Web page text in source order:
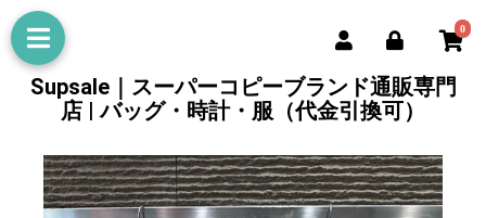
0
Supsale｜スーパーコピーブランド通販専門
店 | バッグ・時計・服（代金引換可）